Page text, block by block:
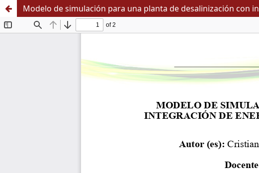
Modelo de simulación para una planta de desalinización con